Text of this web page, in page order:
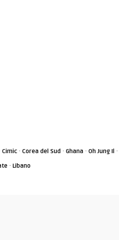
Cimic · Corea del Sud · Ghana · Oh Jung Il ·
· Libano